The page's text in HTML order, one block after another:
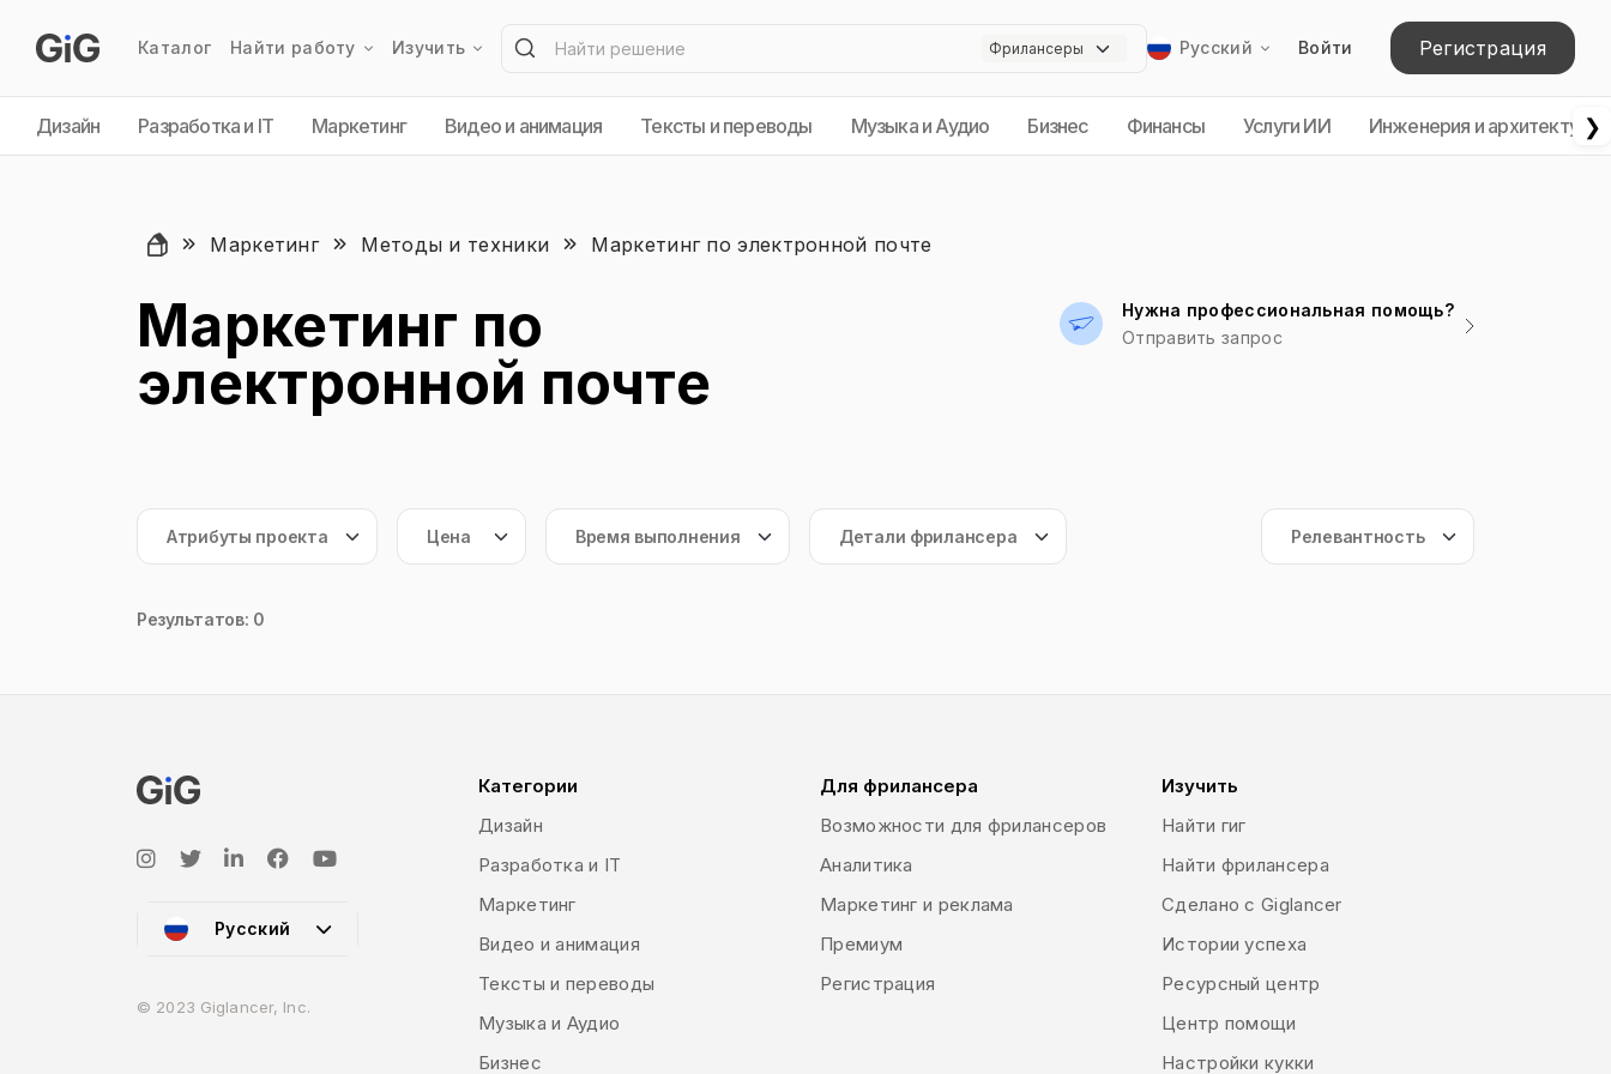
Каталог Найти работу Изучить Русский Войти Регистрация
Дизайн Разработка и IT Маркетинг Видео и анимация Тексты и переводы Музыка и Аудио Бизнес Финансы Услуги ИИ Инженерия и архитектура
❯
Маркетинг Методы и техники Маркетинг по электронной почте
Маркетинг по
электронной почте
Нужна профессиональная помощь?
Отправить запрос
Результатов: 0
Русский
© 2023 Giglancer, Inc.
Категории
Дизайн
Разработка и IT
Маркетинг
Видео и анимация
Тексты и переводы
Музыка и Аудио
Бизнес
Для фрилансера
Возможности для фрилансеров
Аналитика
Маркетинг и реклама
Премиум
Регистрация
Изучить
Найти гиг
Найти фрилансера
Сделано с Giglancer
Истории успеха
Ресурсный центр
Центр помощи
Настройки кукки